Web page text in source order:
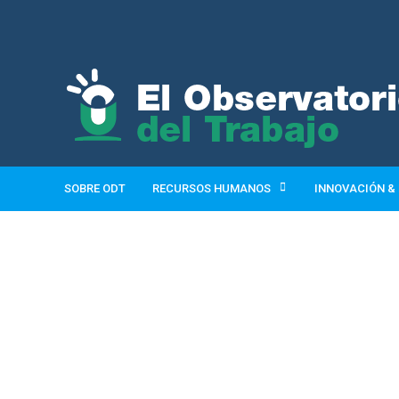
SOBRE ODT RECURSOS HUMANOS INNOVACIÓN &